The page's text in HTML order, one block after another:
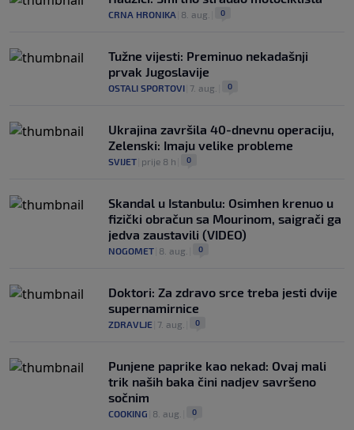
CRNA HRONIKA 8. aug. 0
Tužne vijesti: Preminuo nekadašnji
prvak Jugoslavije
OSTALI SPORTOVI 7. aug. 0
Ukrajina završila 40-dnevnu operaciju,
Zelenski: Imaju velike probleme
SVIJET prije 8 h 0
Skandal u Istanbulu: Osimhen krenuo u
fizički obračun sa Mourinom, saigrači ga
jedva zaustavili (VIDEO)
NOGOMET 8. aug. 0
Doktori: Za zdravo srce treba jesti dvije
supernamirnice
ZDRAVLJE 7. aug. 0
Punjene paprike kao nekad: Ovaj mali
trik naših baka čini nadjev savršeno
sočnim
COOKING 8. aug. 0